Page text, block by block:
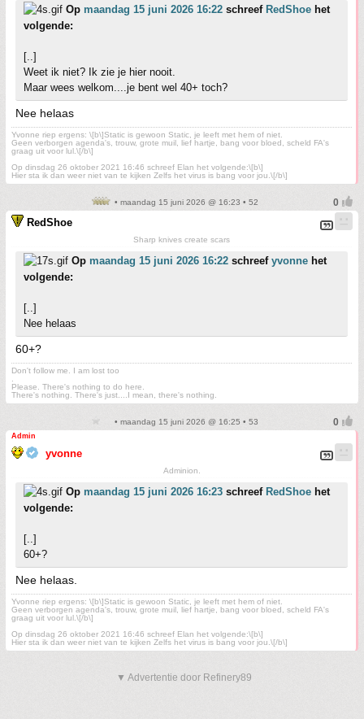
Op maandag 15 juni 2026 16:22 schreef RedShoe het
volgende:
[..]
Weet ik niet? Ik zie je hier nooit.
Maar wees welkom....je bent wel 40+ toch?
Nee helaas
Yvonne riep ergens: \[b\]Static is gewoon Static, je leeft met hem of niet.
Geen verborgen agenda's, trouw, grote muil, lief hartje, bang voor bloed, scheld FA's
graag uit voor lul.\[/b\]
Op dinsdag 26 oktober 2021 16:46 schreef Elan het volgende:\[b\]
Hier sta ik dan weer niet van te kijken Zelfs het virus is bang voor jou.\[/b\]
• maandag 15 juni 2026 @ 16:23 • 52
RedShoe
Sharp knives create scars
Op maandag 15 juni 2026 16:22 schreef yvonne het
volgende:
[..]
Nee helaas
60+?
Don't follow me. I am lost too
Please. There's nothing to do here.
There's nothing. There's just....I mean, there's nothing.
• maandag 15 juni 2026 @ 16:25 • 53
Admin
yvonne
Adminion.
Op maandag 15 juni 2026 16:23 schreef RedShoe het
volgende:
[..]
60+?
Nee helaas.
Yvonne riep ergens: \[b\]Static is gewoon Static, je leeft met hem of niet.
Geen verborgen agenda's, trouw, grote muil, lief hartje, bang voor bloed, scheld FA's
graag uit voor lul.\[/b\]
Op dinsdag 26 oktober 2021 16:46 schreef Elan het volgende:\[b\]
Hier sta ik dan weer niet van te kijken Zelfs het virus is bang voor jou.\[/b\]
▼ Advertentie door Refinery89